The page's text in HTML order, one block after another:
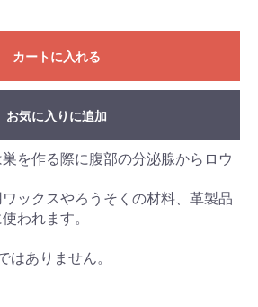
カートに入れる
お気に入りに追加
を作る際に腹部の分泌腺からロウ
ックスやろうそくの材料、革製品
われます。
はありません。